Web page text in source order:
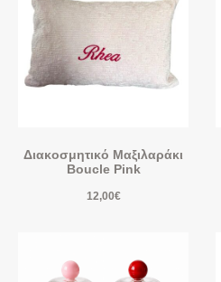
Διακοσμητικό Μαξιλαράκι
Boucle Pink
12,00€